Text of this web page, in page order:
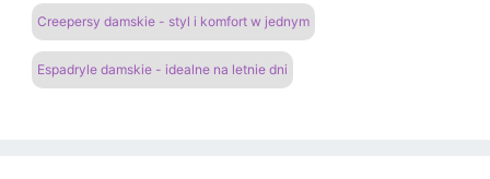
Creepersy damskie - styl i komfort w jednym
Espadryle damskie - idealne na letnie dni